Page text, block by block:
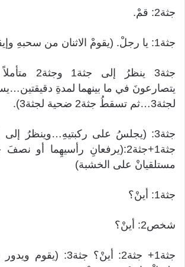
جثة2: قمْ.
جثة1: يا رجلْ. (يقومْ الاثنان من سحبهِ وإيقافهِ على قدميهِ
جثة3 ينظرُ
لجثة3…ثم تسقطُ جثة2 ضحية لجثة3).
جثة3: (يجلسُ على ركبتيهِ…وينظرُ
جثة1+جثة2:(يرفعانِ رأسيهِما أو
مستلقيانْ على الخشبة)
جثة1: أينْ؟
شخص2: أينْ؟
جثة1+ جثة2: أينْ؟ جثة3: